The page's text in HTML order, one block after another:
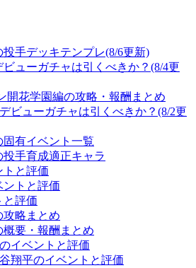
投手デッキテンプレ(8/6更新)
ビューガチャは引くべきか？(8/4更
開花学園編の攻略・報酬まとめ
ビューガチャは引くべきか？(8/2更
固有イベント一覧
投手育成適正キャラ
トと評価
トと評価
と評価
攻略まとめ
概要・報酬まとめ
イベントと評価
翔平のイベントと評価